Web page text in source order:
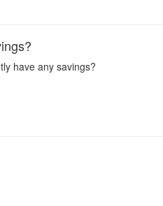
have any savings?